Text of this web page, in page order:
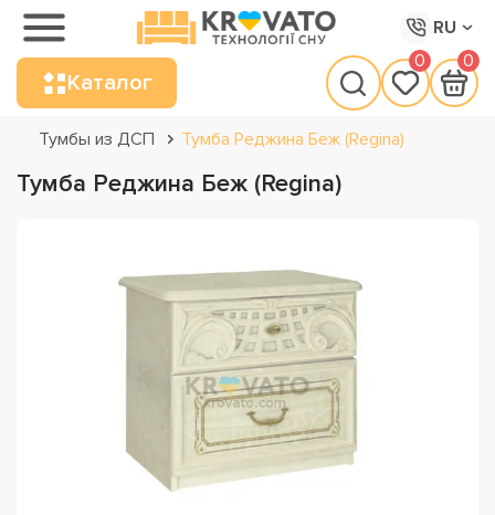
RU
Каталог
0 0
Тумбы из ДСП Тумба Реджина Беж (Regina)
Тумба Реджина Беж (Regina)